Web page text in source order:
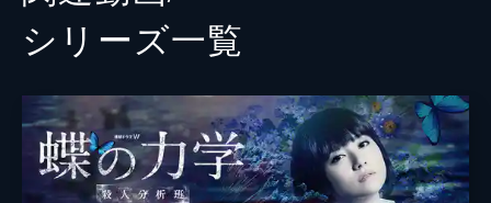
シリーズ⼀覧